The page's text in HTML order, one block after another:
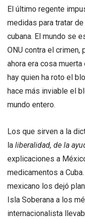
El último regente
medidas para tratar
cubana. El mundo se
ONU contra el
ahora era cosa
hay quien ha roto el
hace más inviable el
mundo entero.
Los que sirven a la
la liberalidad, de la
explicaciones a
medicamentos a
mexicano los dejó
Isla Soberana a los
internacionalista